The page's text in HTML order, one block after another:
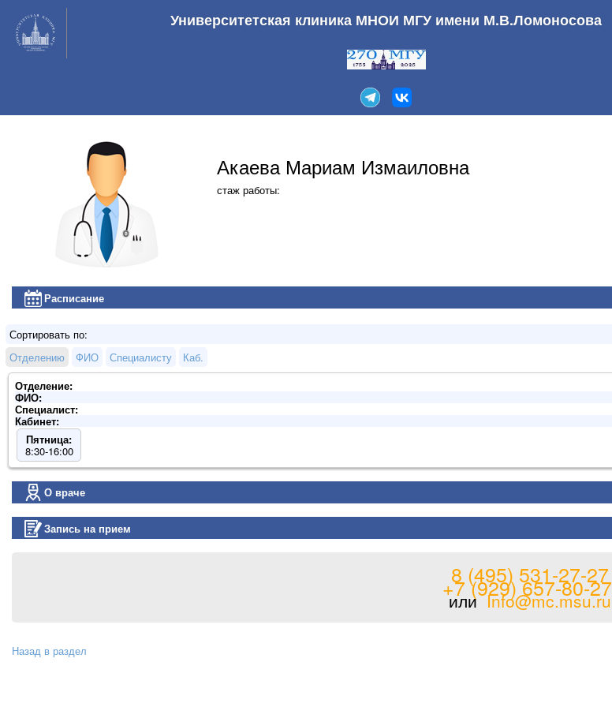
Университетская клиника МНОИ МГУ имени М.В.Ломоносова
Акаева Мариам Измаиловна
стаж работы:
Расписание
Сортировать по:
Отделению
ФИО Специалисту
Каб.
Отделение:
ФИО:
Специалист:
Кабинет:
Пятница:
8:30-16:00
О враче
Запись на прием
8 (495) 531-27-27
+7 (929) 657-80-27
или Info@mc.msu.ru
Назад в раздел